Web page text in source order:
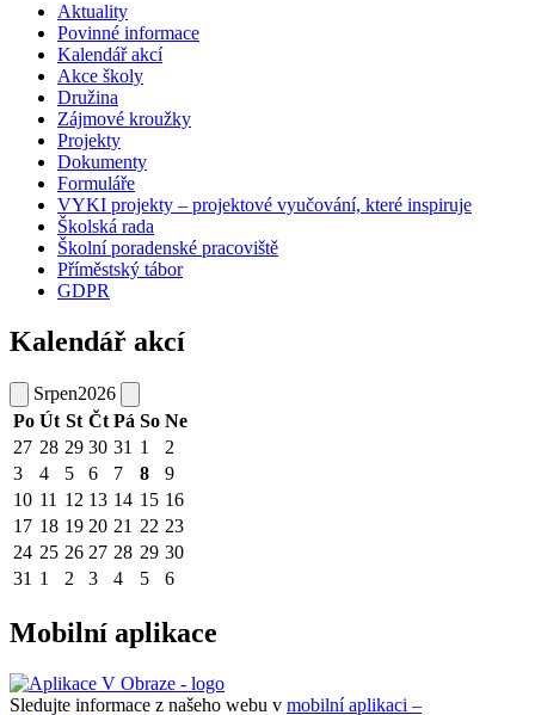
Aktuality
Povinné informace
Kalendář akcí
Akce školy
Družina
Zájmové kroužky
Projekty
Dokumenty
Formuláře
VYKI projekty – projektové vyučování, které inspiruje
Školská rada
Školní poradenské pracoviště
Příměstský tábor
GDPR
Kalendář akcí
Srpen2026
Po Út St Čt Pá So Ne
27 28 29 30 31 1
2
3
4 5 6 7 8
9
10 11 12 13 14 15 16
17 18 19 20 21 22 23
24 25 26 27 28 29 30
31 1 2 3 4 5 6
Mobilní aplikace
Sledujte informace z našeho webu v mobilní aplikaci –